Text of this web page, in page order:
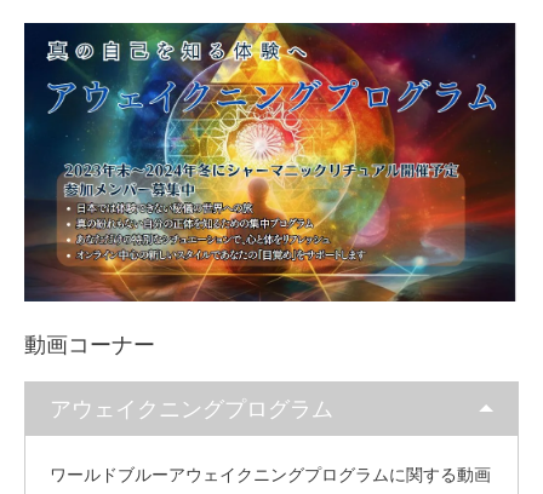
動画コーナー
アウェイクニングプログラム
ワールドブルーアウェイクニングプログラムに関する動画